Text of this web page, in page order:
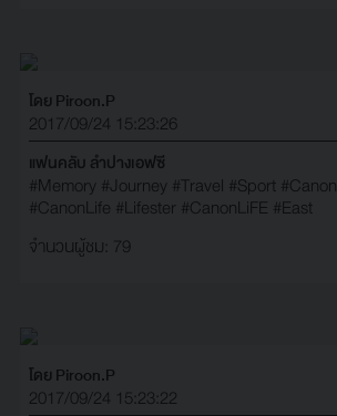
โดย Piroon.P
2017/09/24 15:23:26
แฟนคลับ ลำปางเอฟซี
#Memory #Journey #Travel #Sport #Canon
#CanonLife #Lifester #CanonLiFE #East
จำนวนผู้ชม: 79
โดย Piroon.P
2017/09/24 15:23:22